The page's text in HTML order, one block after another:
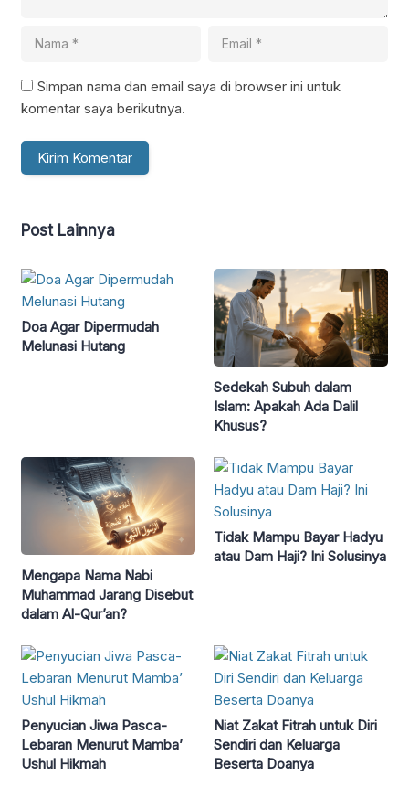
Simpan nama dan email saya di browser ini untuk
komentar saya berikutnya.
Post Lainnya
Doa Agar Dipermudah
Melunasi Hutang
Sedekah Subuh dalam
Islam: Apakah Ada Dalil
Khusus?
Mengapa Nama Nabi
Muhammad Jarang Disebut
dalam Al-Qur’an?
Tidak Mampu Bayar Hadyu
atau Dam Haji? Ini Solusinya
Penyucian Jiwa Pasca-
Lebaran Menurut Mamba’
Ushul Hikmah
Niat Zakat Fitrah untuk Diri
Sendiri dan Keluarga
Beserta Doanya